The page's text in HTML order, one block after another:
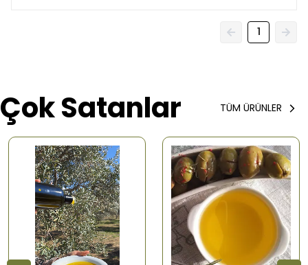
1
Çok Satanlar TÜM ÜRÜNLER